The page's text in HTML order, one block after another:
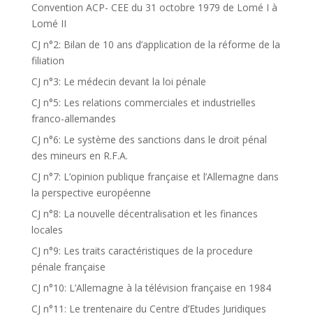
Convention ACP- CEE du 31 octobre 1979 de Lomé I à
Lomé II
CJ n°2: Bilan de 10 ans d’application de la réforme de la
filiation
CJ n°3: Le médecin devant la loi pénale
CJ n°5: Les relations commerciales et industrielles
franco-allemandes
CJ n°6: Le système des sanctions dans le droit pénal
des mineurs en R.F.A.
CJ n°7: L’opinion publique française et l’Allemagne dans
la perspective européenne
CJ n°8: La nouvelle décentralisation et les finances
locales
CJ n°9: Les traits caractéristiques de la procedure
pénale française
CJ n°10: L’Allemagne à la télévision française en 1984
CJ n°11: Le trentenaire du Centre d’Etudes Juridiques